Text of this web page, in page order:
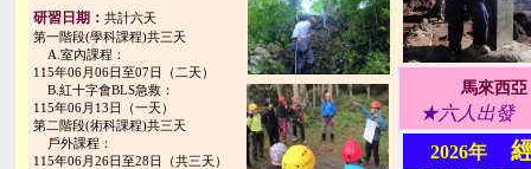
研習日期： 共計六天
第一階段(學科課程)共三天
A.室內課程：
115年06月06日至07日（二天）
B.紅十字會BLS急救：
115年06月13日（一天）
第二階段(術科課程)共三天
戶外課程：
115年06月26日至28日（共三天）
馬來西
★六人出
2026年